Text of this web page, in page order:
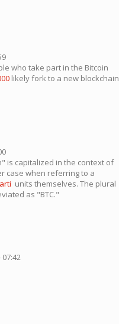
who take part in the Bitcoin
likely fork to a new blockchain
is capitalized in the context of
case when referring to a
units themselves. The plural
as "BTC."
07:42